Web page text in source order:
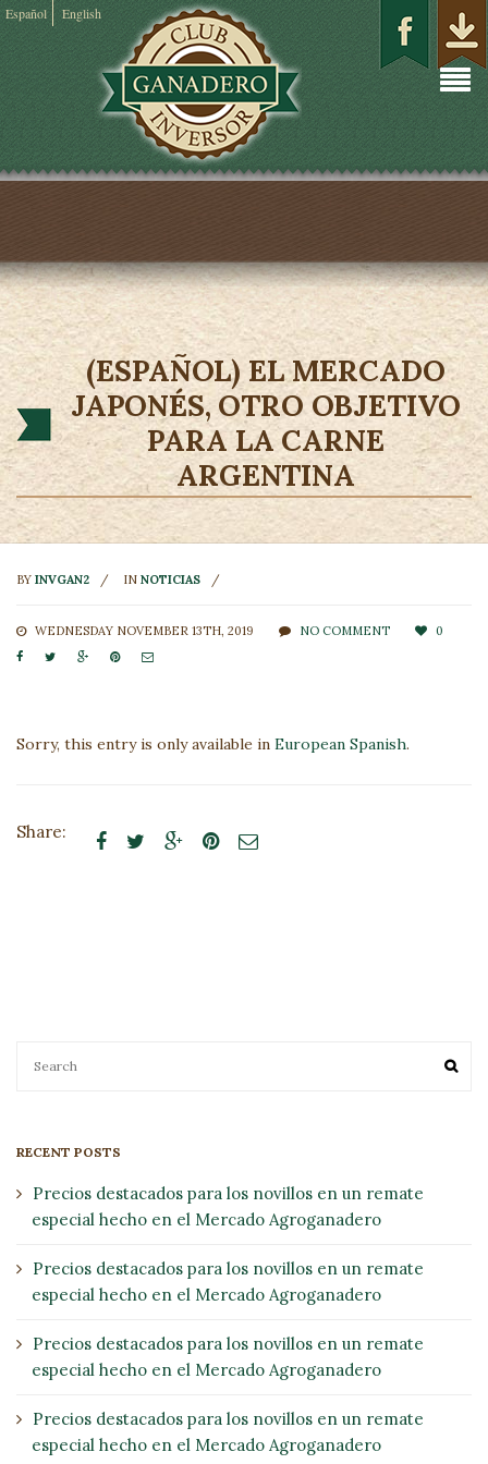
Español English
(ESPAÑOL) EL MERCADO
JAPONÉS, OTRO OBJETIVO
PARA LA CARNE
ARGENTINA
BY INVGAN2 IN NOTICIAS
WEDNESDAY NOVEMBER 13TH, 2019 NO COMMENT 0
    
Sorry, this entry is only available in European Spanish.
Share:     
RECENT POSTS
Precios destacados para los novillos en un remate
especial hecho en el Mercado Agroganadero
Precios destacados para los novillos en un remate
especial hecho en el Mercado Agroganadero
Precios destacados para los novillos en un remate
especial hecho en el Mercado Agroganadero
Precios destacados para los novillos en un remate
especial hecho en el Mercado Agroganadero